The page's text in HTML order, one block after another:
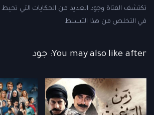
تكتشف الفتاة وجود العديد من الحكايات التي تحيط
في التخلص من هذا التسلط
You may also like after: جود